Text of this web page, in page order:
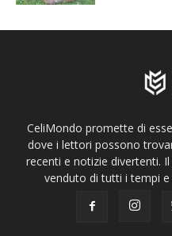
CeliMondo promette di
dove i lettori possono
recenti e notizie divertenti.
venduto di tutti i tempi